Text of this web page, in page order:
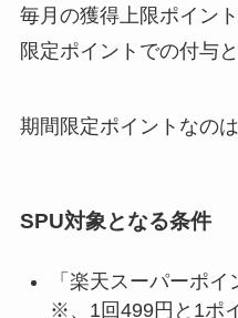
毎月の獲得上限ポイン
限定ポイント での付与
期間限定ポイントなの
SPU対象となる条件
「楽天スーパーポ
※、1回499円と1ポ